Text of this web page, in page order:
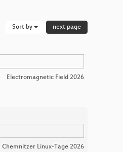
Sort by next page
Electromagnetic Field 2026
Chemnitzer Linux-Tage 2026